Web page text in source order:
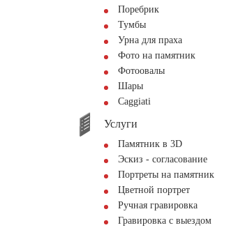
Поребрик
Тумбы
Урна для праха
Фото на памятник
Фотоовалы
Шары
Сaggiati
Услуги
Памятник в 3D
Эскиз - согласование
Портреты на памятник
Цветной портрет
Ручная гравировка
Гравировка с выездом